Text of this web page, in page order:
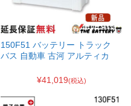
150F51 バッテリー トラック
バス 自動車 古河 アルティカ
¥41,019(税込)